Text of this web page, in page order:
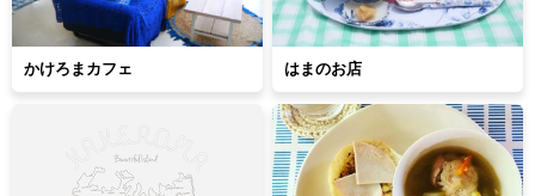
かけろまカフェ はまのお店